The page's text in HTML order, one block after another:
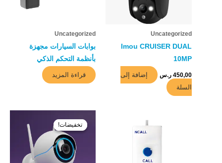
Uncategorized
Imou CRUISER DUAL
10MP
450,00 ر.س
إضافة إلى
السلة
Uncategorized
بوابات السيارات مجهزة
بأنظمة التحكم الذكي
قراءة المزيد
تخفيضات!
تخفيضات!الأصلي
هو:
850,00 ر.س.
هو:
699,00 ر.س.